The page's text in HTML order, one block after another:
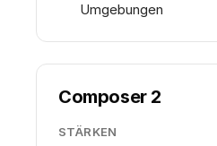
Umgebungen
Composer 2
STÄRKEN